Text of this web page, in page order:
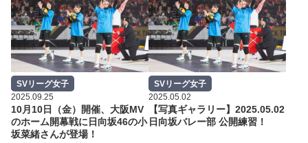
SVリーグ女子
2025.09.25
10月10日（金）開催、大阪MV
のホーム開幕戦に日向坂46の小
坂菜緒さんが登場！
SVリーグ女子
2025.05.02
【写真ギャラリー】2025.05.02
日向坂バレー部 公開練習！